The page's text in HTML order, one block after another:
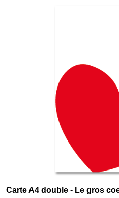
Carte A4 double - Le gros